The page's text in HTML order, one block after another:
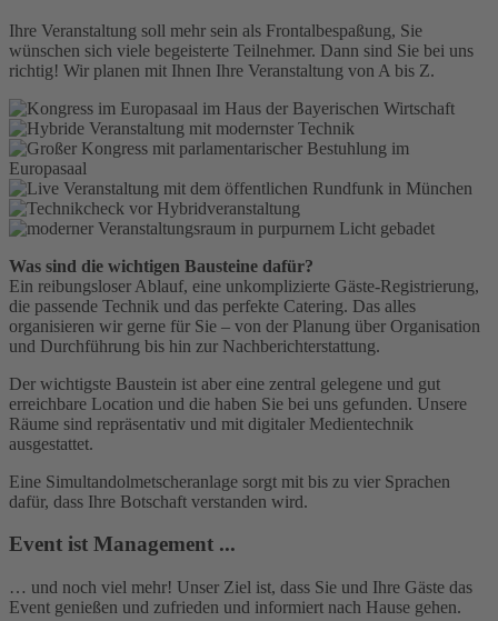
Ihre Veranstaltung soll mehr sein als Frontalbespaßung, Sie
wünschen sich viele begeisterte Teilnehmer. Dann sind Sie bei uns
richtig! Wir planen mit Ihnen Ihre Veranstaltung von A bis Z.
Was sind die wichtigen Bausteine dafür?
Ein reibungsloser Ablauf, eine unkomplizierte Gäste-Registrierung,
die passende Technik und das perfekte Catering. Das alles
organisieren wir gerne für Sie – von der Planung über Organisation
und Durchführung bis hin zur Nachberichterstattung.
Der wichtigste Baustein ist aber eine zentral gelegene und gut
erreichbare Location und die haben Sie bei uns gefunden. Unsere
Räume sind repräsentativ und mit digitaler Medientechnik
ausgestattet.
Eine Simultandolmetscheranlage sorgt mit bis zu vier Sprachen
dafür, dass Ihre Botschaft verstanden wird.
Event ist Management ...
… und noch viel mehr! Unser Ziel ist, dass Sie und Ihre Gäste das
Event genießen und zufrieden und informiert nach Hause gehen.